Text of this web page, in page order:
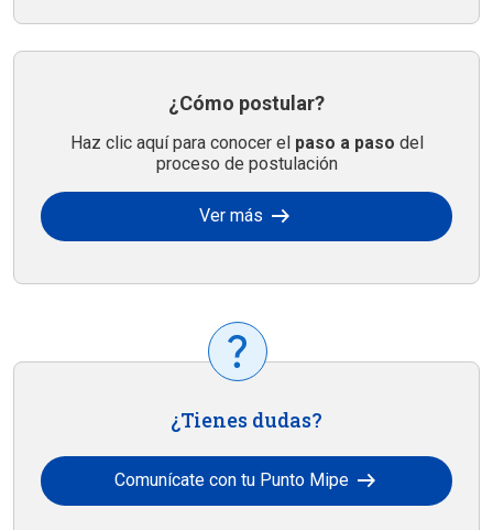
¿Cómo postular?
Haz clic aquí para conocer el paso a paso del
proceso de postulación
Ver más arrow_right_alt
¿Tienes dudas?
Comunícate con tu Punto Mipe arrow_right_alt